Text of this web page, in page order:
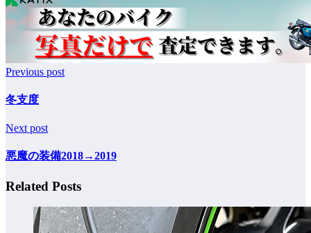
Previous post
冬支度
Next post
悪魔の装備2018→2019
Related Posts